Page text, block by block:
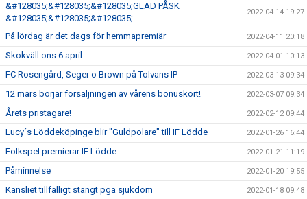
&#128035;&#128035;&#128035;GLAD PÅSK
&#128035;&#128035;&#128035;
2022-04-14 19:27
På lördag är det dags för hemmapremiär 2022-04-11 20:18
Skokväll ons 6 april 2022-04-01 10:13
FC Rosengård, Seger o Brown på Tolvans IP 2022-03-13 09:34
12 mars börjar försäljningen av vårens bonuskort! 2022-03-07 09:34
Årets pristagare! 2022-02-12 09:44
Lucy´s Löddeköpinge blir "Guldpolare" till IF Lödde 2022-01-26 16:44
Folkspel premierar IF Lödde 2022-01-21 11:19
Påminnelse 2022-01-20 19:55
Kansliet tillfälligt stängt pga sjukdom 2022-01-18 09:48